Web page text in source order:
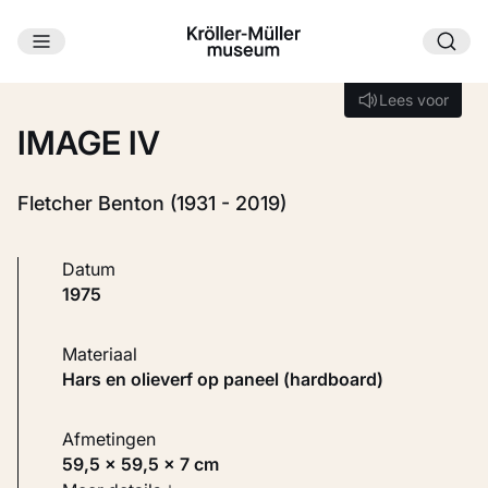
Ga naar hoofdinhoud
Lees voor
Lees voor
IMAGE IV
Fletcher Benton (1931 - 2019)
Datum
1975
Materiaal
Hars en olieverf op paneel (hardboard)
Afmetingen
59,5 × 59,5 × 7 cm